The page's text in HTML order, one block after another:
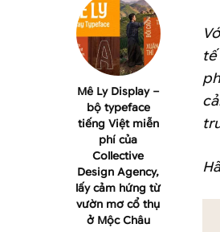
Mê Ly Display –
bộ typeface
tiếng Việt miễn
phí của
Collective
Design Agency,
lấy cảm hứng từ
vườn mơ cổ thụ
ở Mộc Châu
tế